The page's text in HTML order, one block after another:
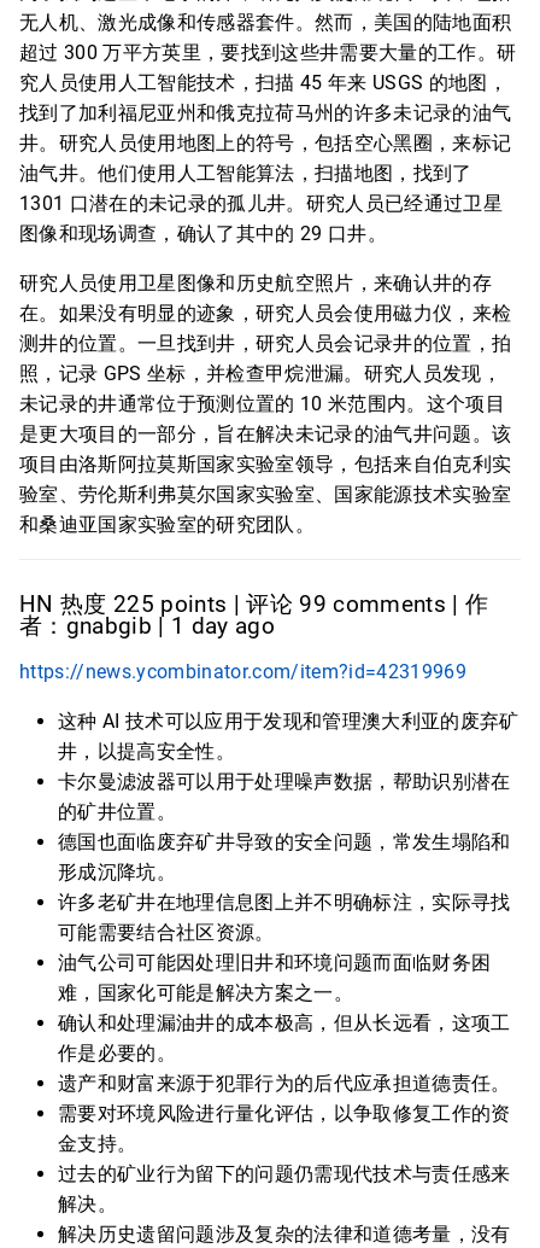
无人机、激光成像和传感器套件。然而，美国的陆地面积
超过 300 万平方英里，要找到这些井需要大量的工作。研
究人员使用人工智能技术，扫描 45 年来 USGS 的地图，
找到了加利福尼亚州和俄克拉荷马州的许多未记录的油气
井。研究人员使用地图上的符号，包括空心黑圈，来标记
油气井。他们使用人工智能算法，扫描地图，找到了
1301 口潜在的未记录的孤儿井。研究人员已经通过卫星
图像和现场调查，确认了其中的 29 口井。
研究人员使用卫星图像和历史航空照片，来确认井的存
在。如果没有明显的迹象，研究人员会使用磁力仪，来检
测井的位置。一旦找到井，研究人员会记录井的位置，拍
照，记录 GPS 坐标，并检查甲烷泄漏。研究人员发现，
未记录的井通常位于预测位置的 10 米范围内。这个项目
是更大项目的一部分，旨在解决未记录的油气井问题。该
项目由洛斯阿拉莫斯国家实验室领导，包括来自伯克利实
验室、劳伦斯利弗莫尔国家实验室、国家能源技术实验室
和桑迪亚国家实验室的研究团队。
HN 热度 225 points | 评论 99 comments | 作
者：gnabgib | 1 day ago
https://news.ycombinator.com/item?id=42319969
这种 AI 技术可以应用于发现和管理澳大利亚的废弃矿
井，以提高安全性。
卡尔曼滤波器可以用于处理噪声数据，帮助识别潜在
的矿井位置。
德国也面临废弃矿井导致的安全问题，常发生塌陷和
形成沉降坑。
许多老矿井在地理信息图上并不明确标注，实际寻找
可能需要结合社区资源。
油气公司可能因处理旧井和环境问题而面临财务困
难，国家化可能是解决方案之一。
确认和处理漏油井的成本极高，但从长远看，这项工
作是必要的。
遗产和财富来源于犯罪行为的后代应承担道德责任。
需要对环境风险进行量化评估，以争取修复工作的资
金支持。
过去的矿业行为留下的问题仍需现代技术与责任感来
解决。
解决历史遗留问题涉及复杂的法律和道德考量，没有